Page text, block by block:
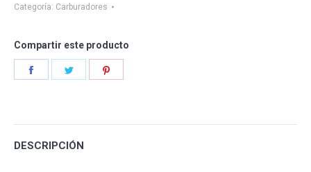
Categoría: Carburadores
Compartir este producto
DESCRIPCIÓN